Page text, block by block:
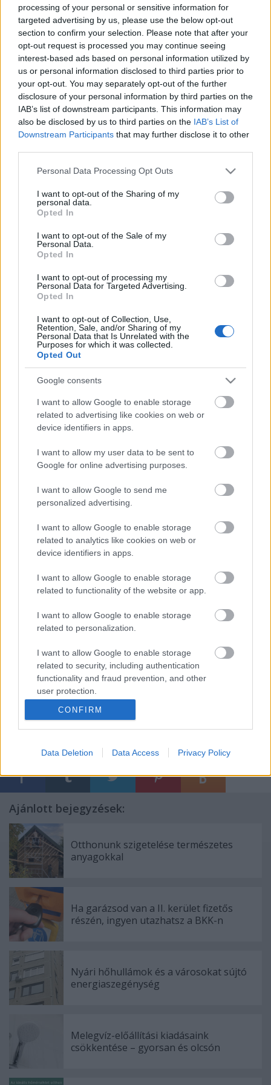
processing of your personal or sensitive information for
targeted advertising by us, please use the below opt-out
section to confirm your selection. Please note that after your
opt-out request is processed you may continue seeing
interest-based ads based on personal information utilized by
us or personal information disclosed to third parties prior to
your opt-out. You may separately opt-out of the further
disclosure of your personal information by third parties on the
IAB’s list of downstream participants. This information may
also be disclosed by us to third parties on the IAB’s List of
Downstream Participants that may further disclose it to other
Please note that this website/app uses one or more Google
not limited to your visit or usage behaviour. You may click to
grant or deny consent to Google and its third-party tags to
use your data for below specified purposes in below Google
consent section.
Personal Data Processing Opt Outs
I want to opt-out of the Sharing of my
personal data.
Opted In
I want to opt-out of the Sale of my
Personal Data.
Opted In
I want to opt-out of processing my
Personal Data for Targeted Advertising.
Opted In
I want to opt-out of Collection, Use,
Retention, Sale, and/or Sharing of my
Personal Data that Is Unrelated with the
Purposes for which it was collected.
Opted Out
Google consents
I want to allow Google to enable storage
related to advertising like cookies on web or
device identifiers in apps.
I want to allow my user data to be sent to
Google for online advertising purposes.
I want to allow Google to send me
personalized advertising.
I want to allow Google to enable storage
related to analytics like cookies on web or
device identifiers in apps.
I want to allow Google to enable storage
related to functionality of the website or app.
I want to allow Google to enable storage
related to personalization.
I want to allow Google to enable storage
related to security, including authentication
functionality and fraud prevention, and other
user protection.
CONFIRM
Data Deletion Data Access Privacy Policy
legzavaróbb, amikor ugrik egyet alattam a fotel.
Gondolom ilyenkor áll meg rendőrfékkel egy-egy
autóbusz a házunk előtti buszmegállóban, miután
átrobogott a sárgán vagy a piroson.
Ebben a hetven éves házban éppen háborús
állapotok vannak. Cserélik a földszinten a csatornát,
ami több helyen is megrepedt. Nem tudok
szabadulni a gondolattól, hogy a tartós, de merev
kőagyag csöveket a rezgés és a metróépítésnél
vizet, kiszáradhatott a föld, és rés keletkezhetett a
rezgetése végezhette el aztán a többit, az
alátámasztás nélkül maradt csatorna egy-egy
ahol a talajvíz szintje a folyóéval együtt mozog, még
szivattyúzás sem kell ahhoz, hogy a folyamatos
a csatornát. Vajon hány házat moshat alá
folyamatosan a közlekedés repesztette csatornák
rezgés nem csak a csatornát, de a falakat, az egész
épületet rázza szét. Vajon mikor omlik össze a emiatt
egy hatemeletes ház Budapesten? Más országokban
már felismerték a problémát, találhatni írásokat az
házakban a közlekedési rezgetés.
Sokféle ellenszere lehet ennek a károkozásnak. A
vasúti vágányok alatt kőzúzalék, a városi
csillapítására, szétterjedésének megakadályozására.
Az utakon már attól is javulhat a helyzet, ha az
meg attól is, ha a sofőrök – főleg a buszokkal – nem
vészfékezéssel állnak meg, hanem egyenletesen
közlekedéstervezők, közlekedésépítők tehetnék!
Elválaszthatnák az utak alépítményét a járdáétól,
beiktatva egy rezgéscsillapító sávot. Nem is kellene
hozzá sok, hogy ez a munka megkezdődjön, csak
annak felismerése, hogy nem a város van az
autóforgalomért, hanem a közlekedés a
városlakókért, a városért, és ezért úgy kell
fönntartani a mobilitást, hogy azzal biztosan ne
Vargha Márton
Címkék:tömegközlekedés építészet buszsáv BKK
Ajánlott bejegyzések:
Otthonunk szigetelése természetes
anyagokkal
Ha garázsod van a II. kerület fizetős
részén, ingyen utazhatsz a BKK-n
Nyári hőhullámok és a városokat sújtó
energiaszegénység
Melegvíz-előállítási kiadásaink
csökkentése – gyorsan és olcsón